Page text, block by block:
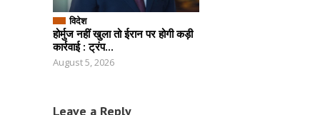
विदेश
होर्मुज नहीं खुला तो ईरान पर होगी कड़ी
कार्रवाई : ट्रंप...
August 5, 2026
Leave a Reply